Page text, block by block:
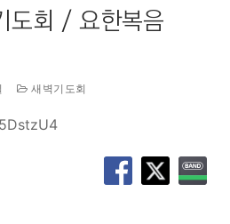
회 / 요한복음
새벽기도회